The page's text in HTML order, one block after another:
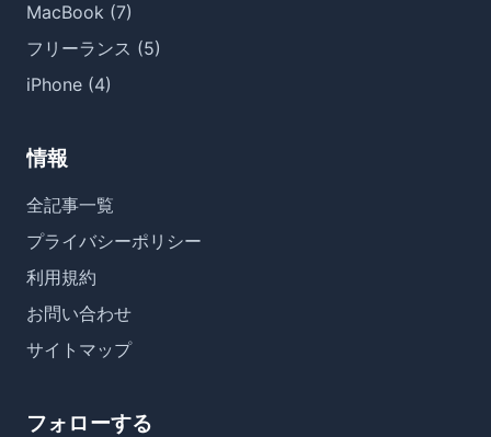
MacBook (7)
フリーランス (5)
iPhone (4)
情報
全記事一覧
プライバシーポリシー
利用規約
お問い合わせ
サイトマップ
フォローする